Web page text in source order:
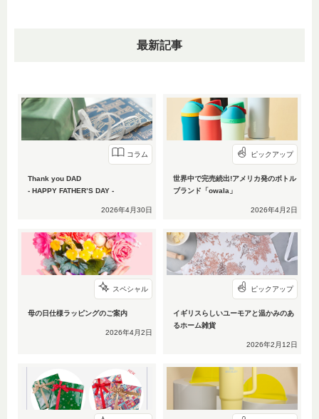
最新記事
コラム
Thank you DAD
- HAPPY FATHER’S DAY -
2026年4月30日
ピックアップ
世界中で完売続出!アメリカ発のボトル
ブランド「owala」
2026年4月2日
スペシャル
母の日仕様ラッピングのご案内
2026年4月2日
ピックアップ
イギリスらしいユーモアと温かみのあ
るホーム雑貨
2026年2月12日